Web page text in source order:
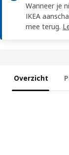
Wanneer je
IKEA
mee terug.
Overzicht